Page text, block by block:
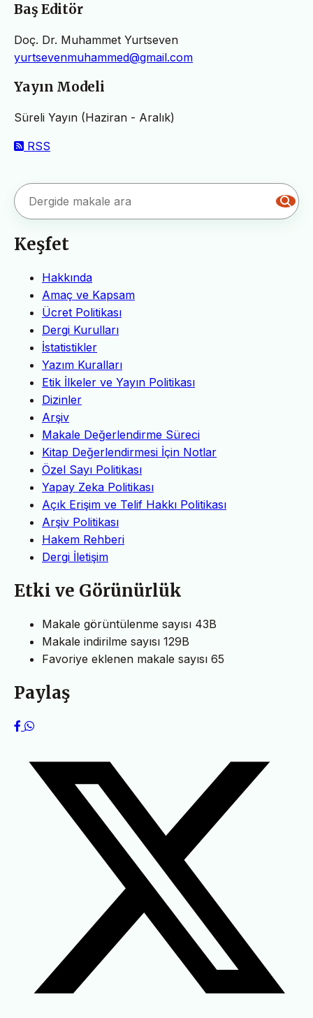
Baş Editör
Doç. Dr. Muhammet Yurtseven
yurtsevenmuhammed@gmail.com
Yayın Modeli
Süreli Yayın (Haziran - Aralık)
RSS
Keşfet
Hakkında
Amaç ve Kapsam
Ücret Politikası
Dergi Kurulları
İstatistikler
Yazım Kuralları
Etik İlkeler ve Yayın Politikası
Dizinler
Arşiv
Makale Değerlendirme Süreci
Kitap Değerlendirmesi İçin Notlar
Özel Sayı Politikası
Yapay Zeka Politikası
Açık Erişim ve Telif Hakkı Politikası
Arşiv Politikası
Hakem Rehberi
Dergi İletişim
Etki ve Görünürlük
Makale görüntülenme sayısı 43B
Makale indirilme sayısı 129B
Favoriye eklenen makale sayısı 65
Paylaş